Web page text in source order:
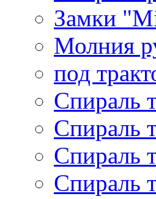
Замки
Молния
под
Спираль
Спираль
Спираль
Спираль